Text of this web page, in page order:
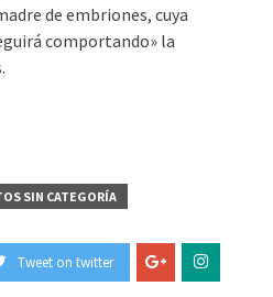
de embriones, cuya
comportando» la
SIN CATEGORÍA
Tweet on twitter